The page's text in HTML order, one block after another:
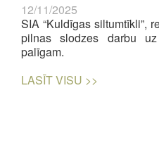
12/11/2025
SIA “Kuldīgas siltumtīkli”,
pilnas slodzes darbu
palīgam.
LASĪT VISU >>